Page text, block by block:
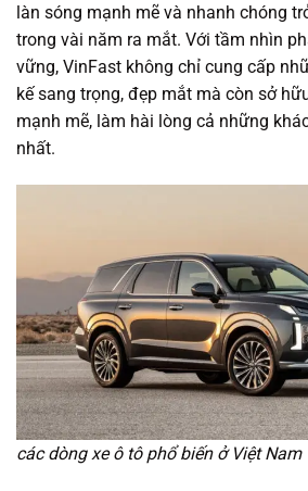
làn sóng mạnh mẽ và nhanh chóng
trong vài năm ra mắt. Với tầm nhìn
vững, VinFast không chỉ cung cấp
kế sang trọng, đẹp mắt mà còn sở
mạnh mẽ, làm hài lòng cả những
nhất.
các dòng xe ô tô phổ biến ở Việt Nam